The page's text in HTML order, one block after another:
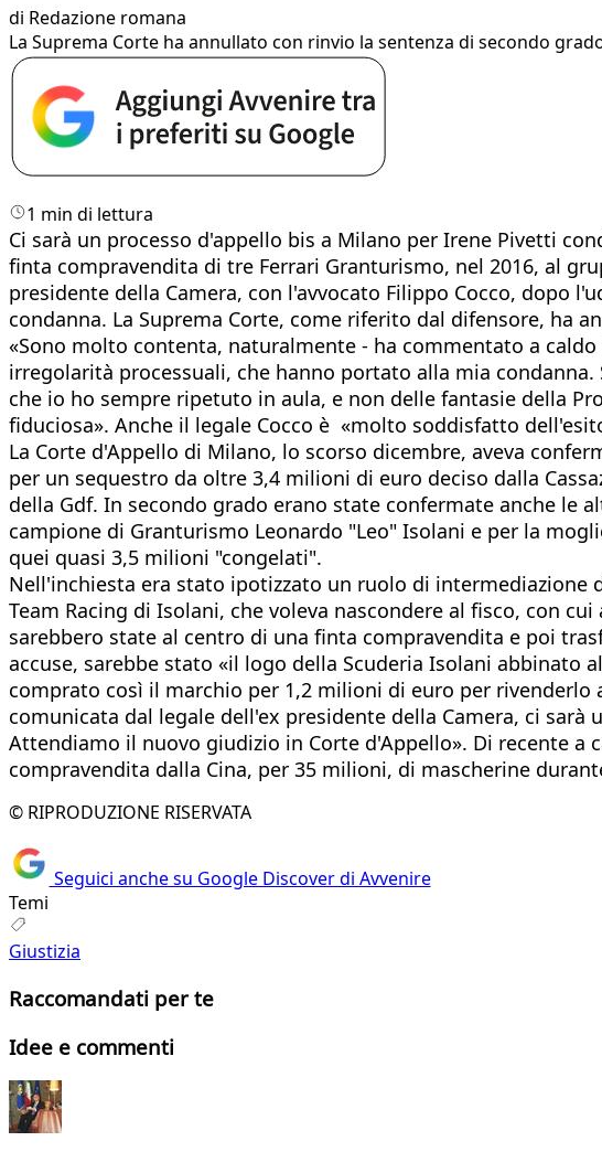
di Redazione romana
La Suprema Corte ha annullato con rinvio la sentenza di secondo
1 min di lettura
Ci sarà un processo d'appello bis a Milano per Irene Pivetti
finta compravendita di tre Ferrari Granturismo, nel 2016, al
presidente della Camera, con l'avvocato Filippo Cocco, dopo
condanna. La Suprema Corte, come riferito dal difensore, ha
«Sono molto contenta, naturalmente - ha commentato a
irregolarità processuali, che hanno portato alla mia
che io ho sempre ripetuto in aula, e non delle fantasie della
fiduciosa». Anche il legale Cocco è «molto soddisfatto
La Corte d'Appello di Milano, lo scorso dicembre, aveva
per un sequestro da oltre 3,4 milioni di euro deciso dalla
della Gdf. In secondo grado erano state confermate anche le
campione di Granturismo Leonardo "Leo" Isolani e per la
quei quasi 3,5 milioni "congelati".
Nell'inchiesta era stato ipotizzato un ruolo di
Team Racing di Isolani, che voleva nascondere al fisco, con
sarebbero state al centro di una finta compravendita e poi
accuse, sarebbe stato «il logo della Scuderia Isolani abbinato
comprato così il marchio per 1,2 milioni di euro per rivenderlo
comunicata dal legale dell'ex presidente della Camera, ci
Attendiamo il nuovo giudizio in Corte d'Appello». Di recente
compravendita dalla Cina, per 35 milioni, di mascherine
© RIPRODUZIONE RISERVATA
Seguici anche su Google Discover di Avvenire
Temi
Giustizia
Raccomandati per te
Idee e commenti